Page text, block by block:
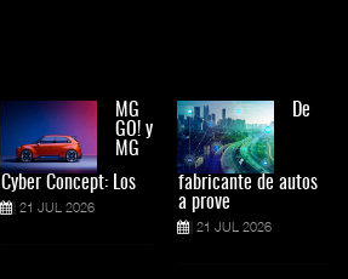
MG
GO! y
MG
Cyber Concept: Los
21 JUL 2026
De
fabricante de autos
a prove
21 JUL 2026